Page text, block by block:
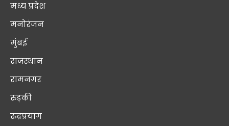
मध्य प्रदेश
मनोरंजन
मुंबई
राजस्थान
रामनगर
रुड़की
रुद्रप्रयाग